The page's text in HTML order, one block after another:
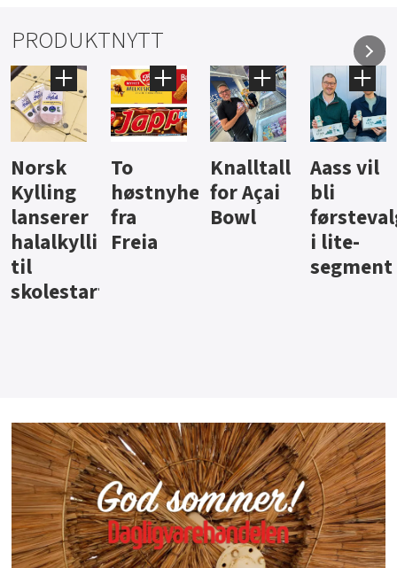
PRODUKTNYTT
Knalltall
for Açai
Bowl
Aass vil
bli
førstevalg
i lite-
Brus og
jus fra
Berentsen
Hard
iste fra
Hansa